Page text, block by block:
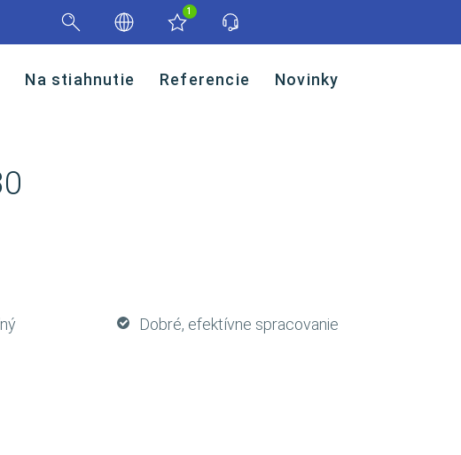
1
Na stiahnutie Referencie Novinky
Dobré, efektívne spracovanie